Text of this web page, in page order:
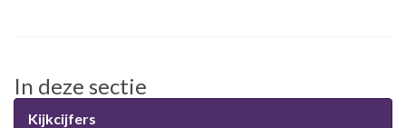
In deze sectie
Kijkcijfers